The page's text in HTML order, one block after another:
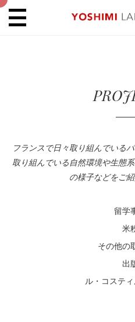
フランスで日々取り組んでいる
取り組んでいる自然環境や生態
の様子などをご紹
留学
米
その他の
出
ル・コステ